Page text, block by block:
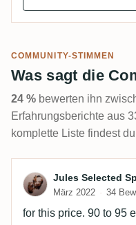
COMMUNITY-STIMMEN
Was sagt die
24 % bewerten ihn
Erfahrungsberichte aus
komplette Liste findest
Bewertung von
Jules Selected
März 2022 34
for this price. 90 to 95